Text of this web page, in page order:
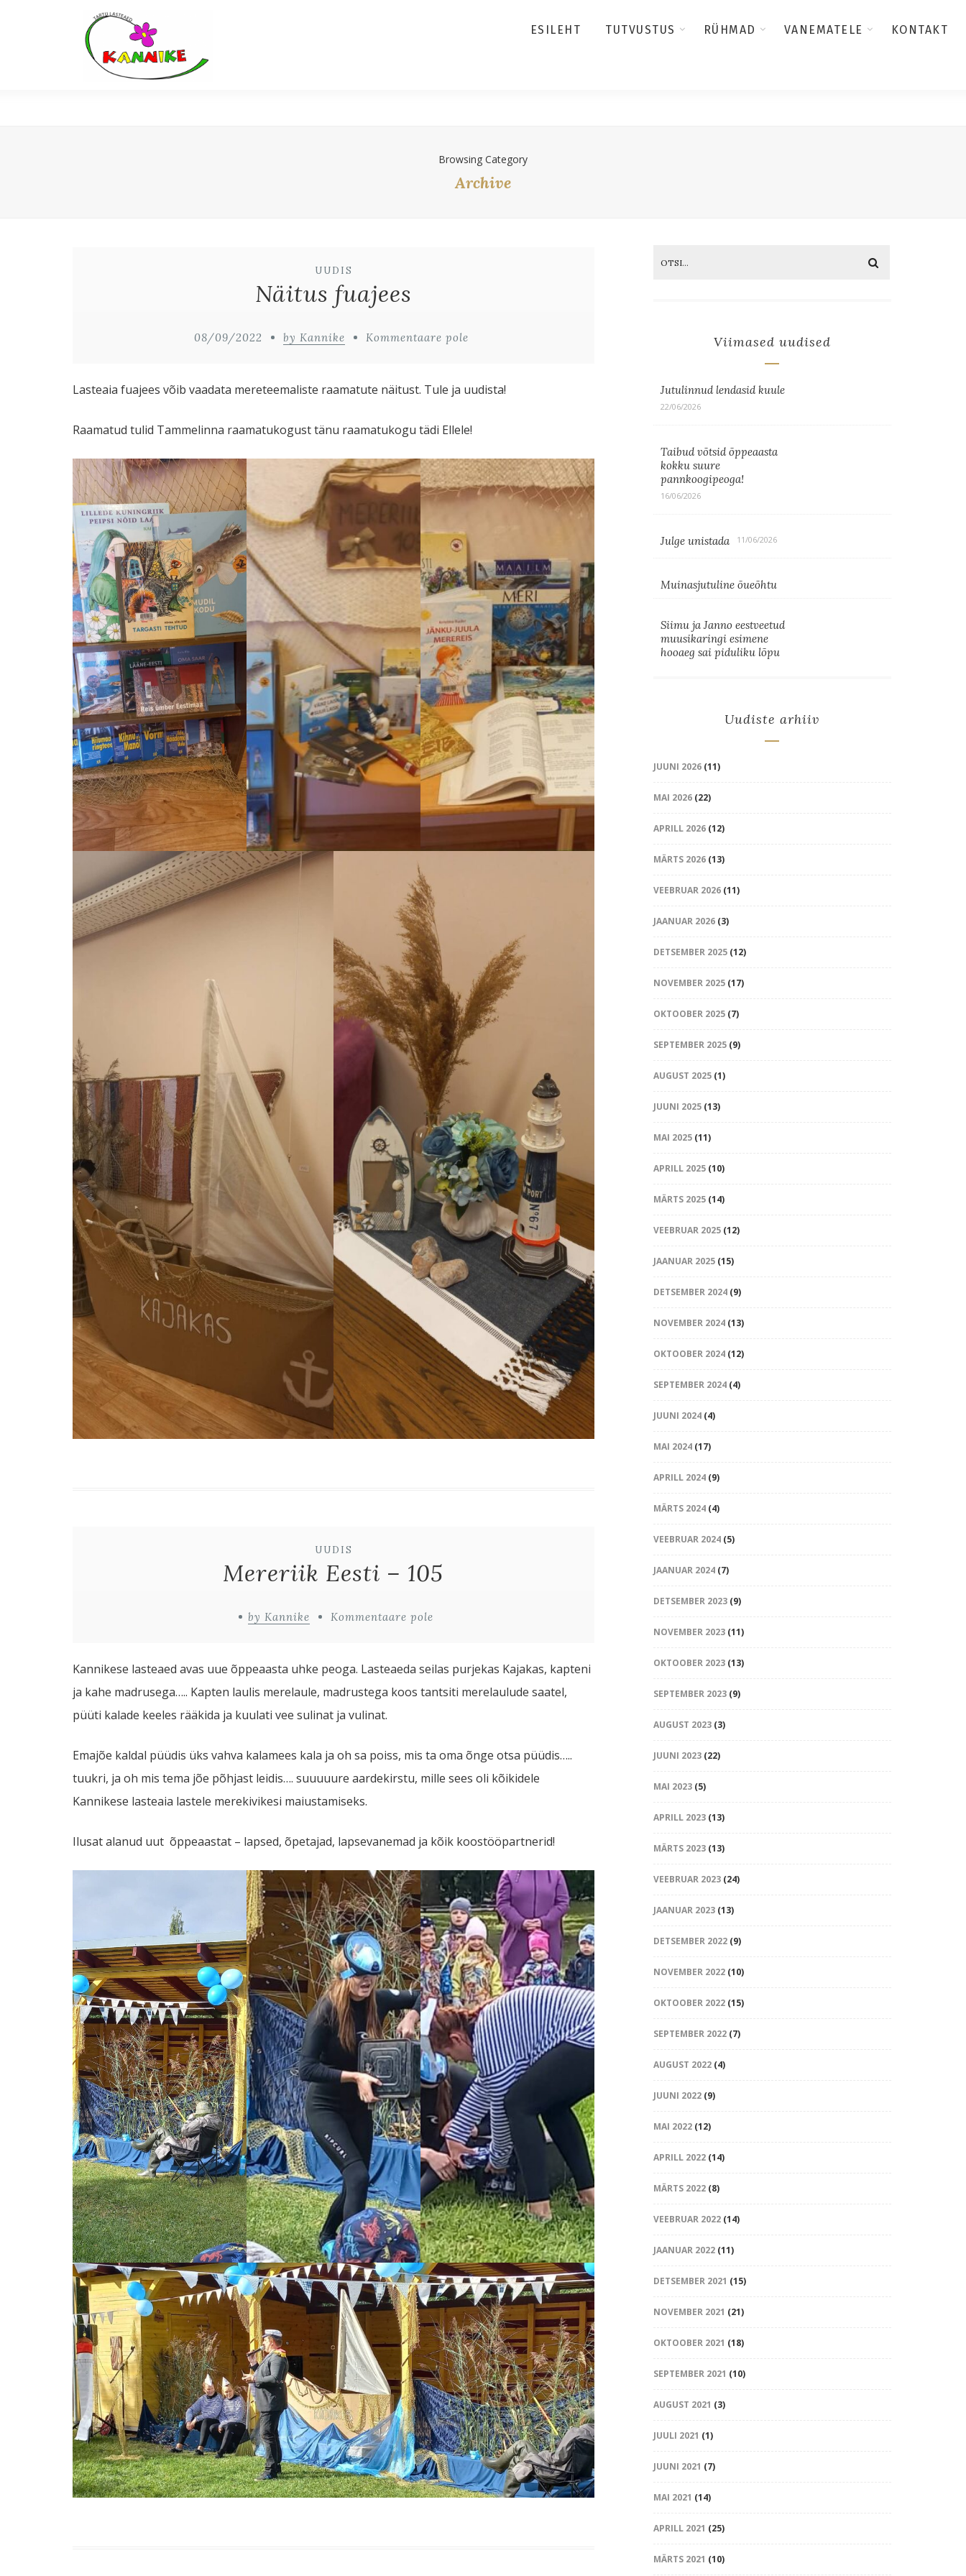
ESILEHT TUTVUSTUS RÜHMAD VANEMATELE KONTAKT
Browsing Category
Archive
UUDIS
Näitus fuajees
08/09/2022 by Kannike Kommentaare pole
Lasteaia fuajees võib vaadata mereteemaliste raamatute näitust. Tule ja uudista!
Raamatud tulid Tammelinna raamatukogust tänu raamatukogu tädi Ellele!
UUDIS
Mereriik Eesti – 105
by Kannike Kommentaare pole
Kannikese lasteaed avas uue õppeaasta uhke peoga. Lasteaeda seilas purjekas Kajakas, kapteni
ja kahe madrusega….. Kapten laulis merelaule, madrustega koos tantsiti merelaulude saatel,
püüti kalade keeles rääkida ja kuulati vee sulinat ja vulinat.
Emajõe kaldal püüdis üks vahva kalamees kala ja oh sa poiss, mis ta oma õnge otsa püüdis…..
tuukri, ja oh mis tema jõe põhjast leidis…. suuuuure aardekirstu, mille sees oli kõikidele
Kannikese lasteaia lastele merekivikesi maiustamiseks.
Ilusat alanud uut õppeaastat – lapsed, õpetajad, lapsevanemad ja kõik koostööpartnerid!
Viimased uudised
Jutulinnud lendasid kuule
22/06/2026
Taibud võtsid õppeaasta
kokku suure
pannkoogipeoga!
16/06/2026
Julge unistada 11/06/2026
Muinasjutuline õueõhtu
Siimu ja Janno eestveetud
muusikaringi esimene
hooaeg sai piduliku lõpu
Uudiste arhiiv
JUUNI 2026(11)
MAI 2026(22)
APRILL 2026(12)
MÄRTS 2026(13)
VEEBRUAR 2026(11)
JAANUAR 2026(3)
DETSEMBER 2025(12)
NOVEMBER 2025(17)
OKTOOBER 2025(7)
SEPTEMBER 2025(9)
AUGUST 2025(1)
JUUNI 2025(13)
MAI 2025(11)
APRILL 2025(10)
MÄRTS 2025(14)
VEEBRUAR 2025(12)
JAANUAR 2025(15)
DETSEMBER 2024(9)
NOVEMBER 2024(13)
OKTOOBER 2024(12)
SEPTEMBER 2024(4)
JUUNI 2024(4)
MAI 2024(17)
APRILL 2024(9)
MÄRTS 2024(4)
VEEBRUAR 2024(5)
JAANUAR 2024(7)
DETSEMBER 2023(9)
NOVEMBER 2023(11)
OKTOOBER 2023(13)
SEPTEMBER 2023(9)
AUGUST 2023(3)
JUUNI 2023(22)
MAI 2023(5)
APRILL 2023(13)
MÄRTS 2023(13)
VEEBRUAR 2023(24)
JAANUAR 2023(13)
DETSEMBER 2022(9)
NOVEMBER 2022(10)
OKTOOBER 2022(15)
SEPTEMBER 2022(7)
AUGUST 2022(4)
JUUNI 2022(9)
MAI 2022(12)
APRILL 2022(14)
MÄRTS 2022(8)
VEEBRUAR 2022(14)
JAANUAR 2022(11)
DETSEMBER 2021 (15)
NOVEMBER 2021 (21)
OKTOOBER 2021 (18)
SEPTEMBER 2021 (10)
AUGUST 2021 (3)
JUULI 2021 (1)
JUUNI 2021 (7)
MAI 2021 (14)
APRILL 2021 (25)
MÄRTS 2021 (10)